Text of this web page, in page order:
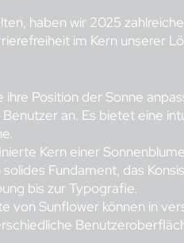
haben wir 2025
im Kern unserer
ihre Position der Sonne
an. Es bietet eine
Kern einer
Fundament, das
bis zur Typografie.
von Sunflower können in